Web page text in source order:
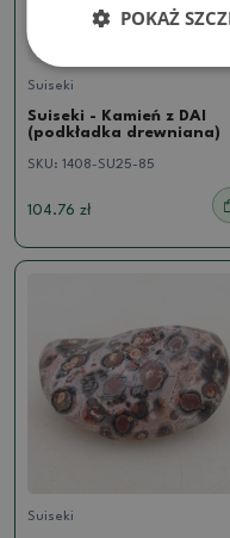
Suiseki
Suiseki - Kamień z DAI
(podkładka drewniana)
SKU: 1408-SU25-85
104.76 zł
Suiseki
POKAŻ